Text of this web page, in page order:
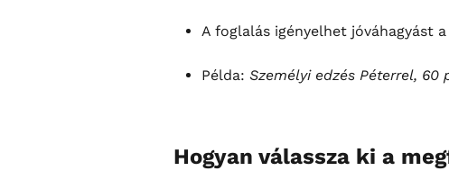
A foglalás igényelhet jóváhagyást
Példa: Személyi edzés Péterrel, 60
Hogyan válassza ki a